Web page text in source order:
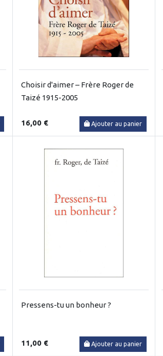
Choisir d'aimer – Frère Roger de
Taizé 1915-2005
16,00 € Ajouter au panier
Pressens-tu un bonheur ?
11,00 € Ajouter au panier